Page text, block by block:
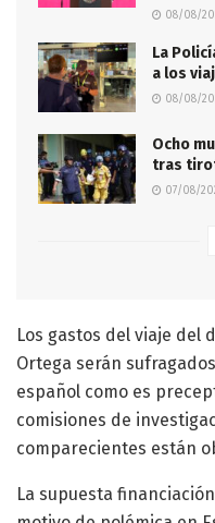
08/08/
La
a los
08/08/
Ocho
tras
07/08/
Los gastos del viaje del
Ortega serán
español como es
comisiones de
comparecientes están
La supuesta